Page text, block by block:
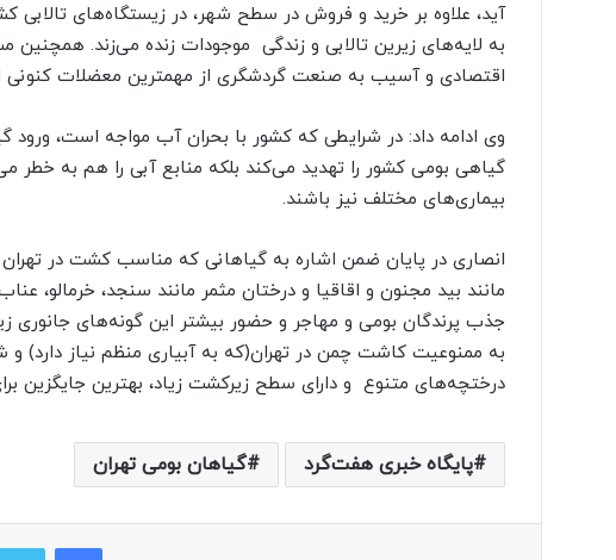
آید، علاوه بر خرید و فروش در سطح شهر، در زیستگاه‌های تالابی
به لایه‌های زیرین تالابی و زندگی موجودات زنده می‌زند.
اقتصادی و آسیب به صنعت گردشگری از مهمترین معضلات
وی ادامه داد: در شرایطی که کشور با بحران آب مواجه است، ورود
گیاهی بومی کشور را تهدید می‌کند بلکه منابع آبی را هم به خطر
بیماری‌های مختلف نیز باشند.
انصاری در پایان ضمن اشاره به گیاهانی که مناسب کشت در
مانند بید مجنون و اقاقیا و درختان مثمر مانند سنجد،
جذب پرندگان بومی و مهاجر و حضور بیشتر این گونه‌های جانوری
به ممنوعیت کاشت چمن در تهران(که به آبیاری منظم نیاز دارد)
درختچه‌های متنوع و دارای سطح زیرکشت زیاد، بهترین جایگزین
پایگاه خبری هفت‌گرد گیاهان بومی تهران
فیس بوک